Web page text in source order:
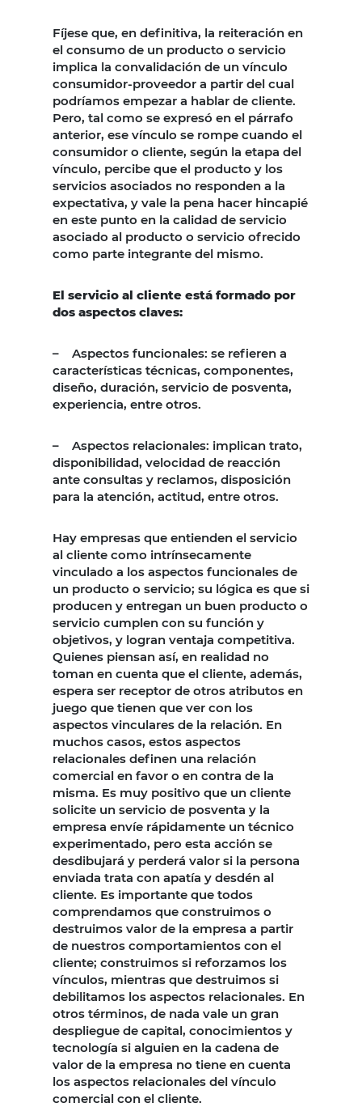
Fíjese que, en definitiva, la reiteración en
el consumo de un producto o servicio
implica la convalidación de un vínculo
consumidor-proveedor a partir del cual
podríamos empezar a hablar de cliente.
Pero, tal como se expresó en el párrafo
anterior, ese vínculo se rompe cuando el
consumidor o cliente, según la etapa del
vínculo, percibe que el producto y los
servicios asociados no responden a la
expectativa, y vale la pena hacer hincapié
en este punto en la calidad de servicio
asociado al producto o servicio ofrecido
como parte integrante del mismo.
El servicio al cliente está formado por
dos aspectos claves:
– Aspectos funcionales: se refieren a
características técnicas, componentes,
diseño, duración, servicio de posventa,
experiencia, entre otros.
– Aspectos relacionales: implican trato,
disponibilidad, velocidad de reacción
ante consultas y reclamos, disposición
para la atención, actitud, entre otros.
Hay empresas que entienden el servicio
al cliente como intrínsecamente
vinculado a los aspectos funcionales de
un producto o servicio; su lógica es que si
producen y entregan un buen producto o
servicio cumplen con su función y
objetivos, y logran ventaja competitiva.
Quienes piensan así, en realidad no
toman en cuenta que el cliente, además,
espera ser receptor de otros atributos en
juego que tienen que ver con los
aspectos vinculares de la relación. En
muchos casos, estos aspectos
relacionales definen una relación
comercial en favor o en contra de la
misma. Es muy positivo que un cliente
solicite un servicio de posventa y la
empresa envíe rápidamente un técnico
experimentado, pero esta acción se
desdibujará y perderá valor si la persona
enviada trata con apatía y desdén al
cliente. Es importante que todos
comprendamos que construimos o
destruimos valor de la empresa a partir
de nuestros comportamientos con el
cliente; construimos si reforzamos los
vínculos, mientras que destruimos si
debilitamos los aspectos relacionales. En
otros términos, de nada vale un gran
despliegue de capital, conocimientos y
tecnología si alguien en la cadena de
valor de la empresa no tiene en cuenta
los aspectos relacionales del vínculo
comercial con el cliente.